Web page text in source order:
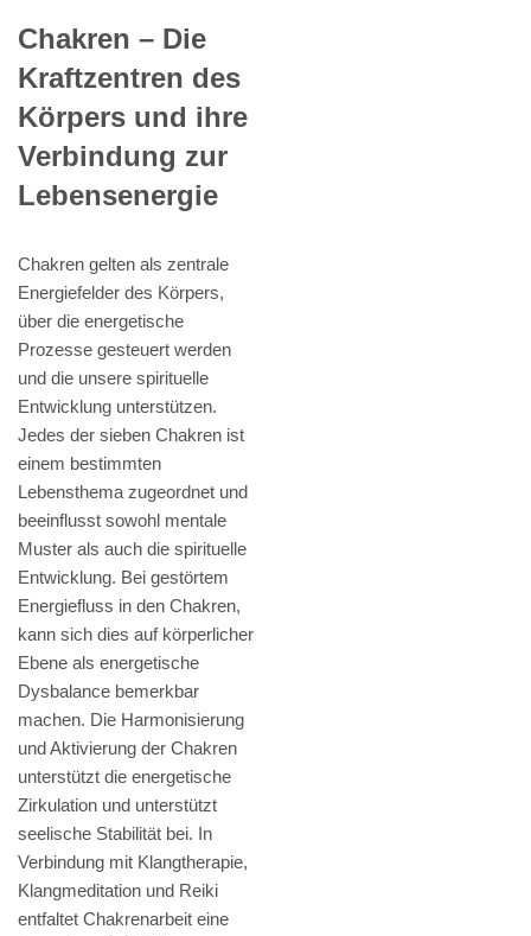
Chakren – Die
Kraftzentren des
Körpers und ihre
Verbindung zur
Lebensenergie
Chakren gelten als zentrale
Energiefelder des Körpers,
über die energetische
Prozesse gesteuert werden
und die unsere spirituelle
Entwicklung unterstützen.
Jedes der sieben Chakren ist
einem bestimmten
Lebensthema zugeordnet und
beeinflusst sowohl mentale
Muster als auch die spirituelle
Entwicklung. Bei gestörtem
Energiefluss in den Chakren,
kann sich dies auf körperlicher
Ebene als energetische
Dysbalance bemerkbar
machen. Die Harmonisierung
und Aktivierung der Chakren
unterstützt die energetische
Zirkulation und unterstützt
seelische Stabilität bei. In
Verbindung mit Klangtherapie,
Klangmeditation und Reiki
entfaltet Chakrenarbeit eine